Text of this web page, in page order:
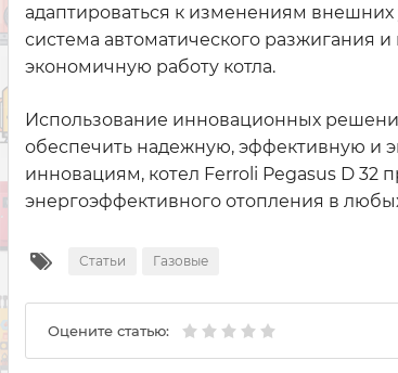
адаптироваться к изменениям
система автоматического разжигания
экономичную работу котла.
Использование инновационных
обеспечить надежную, эффективную и
инновациям, котел Ferroli Pegasus D
энергоэффективного отопления в
Статьи Газовые
Оцените статью: